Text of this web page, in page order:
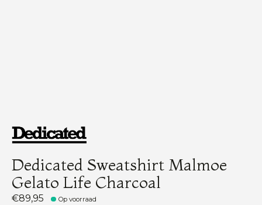
Dedicated Sweatshirt Malmoe
Gelato Life Charcoal
€89,95 Op voorraad